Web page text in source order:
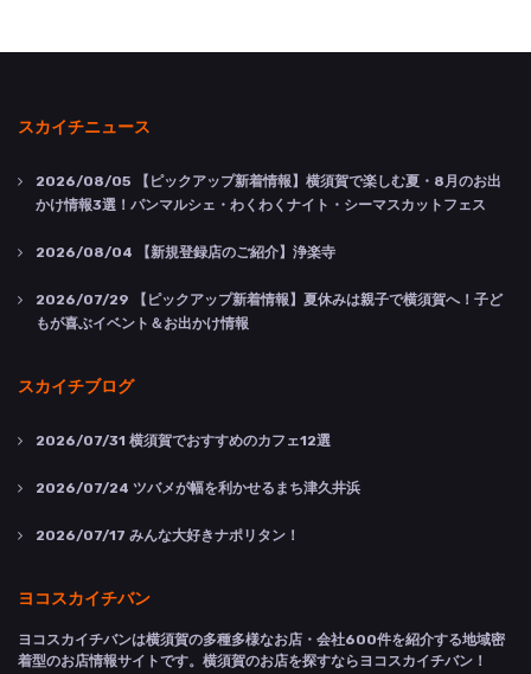
スカイチニュース
2026/08/05 【ピックアップ新着情報】横須賀で楽しむ夏・8月のお出
かけ情報3選！パンマルシェ・わくわくナイト・シーマスカットフェス
2026/08/04 【新規登録店のご紹介】浄楽寺
2026/07/29 【ピックアップ新着情報】夏休みは親子で横須賀へ！子ど
もが喜ぶイベント＆お出かけ情報
スカイチブログ
2026/07/31 横須賀でおすすめのカフェ12選
2026/07/24 ツバメが幅を利かせるまち津久井浜
2026/07/17 みんな大好きナポリタン！
ヨコスカイチバン
ヨコスカイチバンは横須賀の多種多様なお店・会社600件を紹介する地域密
着型のお店情報サイトです。横須賀のお店を探すならヨコスカイチバン！